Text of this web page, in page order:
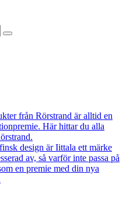
från Rörstrand är alltid en
Här hittar du alla
design är Iittala ett märke
av, så varför inte passa på
en premie med din nya